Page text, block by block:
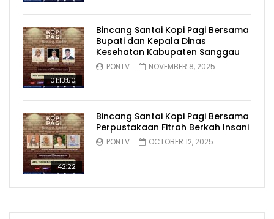
01:13:50
Bincang Santai Kopi Pagi Bersama
Bupati dan Kepala Dinas
Kesehatan Kabupaten Sanggau
PONTV NOVEMBER 8, 2025
42:22
Bincang Santai Kopi Pagi Bersama
Perpustakaan Fitrah Berkah Insani
PONTV OCTOBER 12, 2025